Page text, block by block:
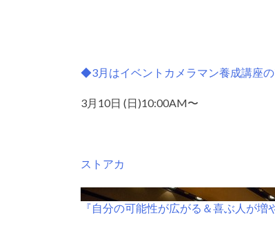
◆3月はイベントカメラマン養成講座
3月10日 (日)10:00AM〜
ストアカ
『自分の可能性が広がる＆喜ぶ人が